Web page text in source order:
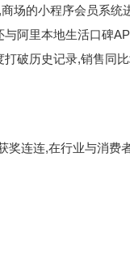
的小程序会员系统
阿里本地生活口碑
破历史记录,销售同比
连连,在行业与消费者